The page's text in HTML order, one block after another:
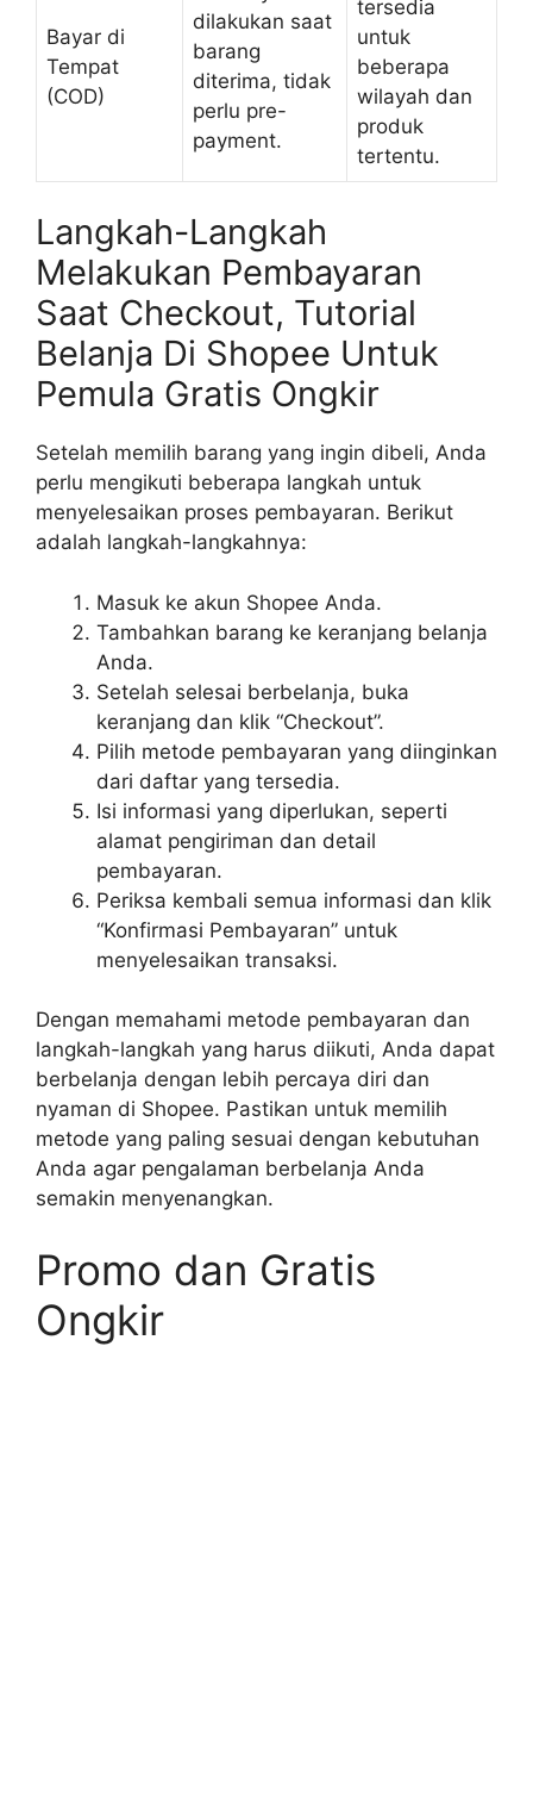
Bayar di
Tempat
(COD)
dilakukan saat
barang
diterima, tidak
perlu pre-
payment.
tersedia
untuk
beberapa
wilayah dan
produk
tertentu.
Langkah-Langkah
Melakukan Pembayaran
Saat Checkout, Tutorial
Belanja Di Shopee Untuk
Pemula Gratis Ongkir
Setelah memilih barang yang ingin dibeli, Anda
perlu mengikuti beberapa langkah untuk
menyelesaikan proses pembayaran. Berikut
adalah langkah-langkahnya:
Masuk ke akun Shopee Anda.
Tambahkan barang ke keranjang belanja
Anda.
Setelah selesai berbelanja, buka
keranjang dan klik “Checkout”.
Pilih metode pembayaran yang diinginkan
dari daftar yang tersedia.
Isi informasi yang diperlukan, seperti
alamat pengiriman dan detail
pembayaran.
Periksa kembali semua informasi dan klik
“Konfirmasi Pembayaran” untuk
menyelesaikan transaksi.
Dengan memahami metode pembayaran dan
langkah-langkah yang harus diikuti, Anda dapat
berbelanja dengan lebih percaya diri dan
nyaman di Shopee. Pastikan untuk memilih
metode yang paling sesuai dengan kebutuhan
Anda agar pengalaman berbelanja Anda
semakin menyenangkan.
Promo dan Gratis
Ongkir